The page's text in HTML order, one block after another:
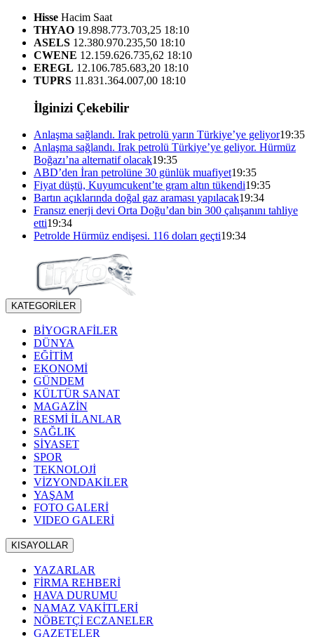
Hisse Hacim Saat
THYAO 19.898.773.703,25 18:10
ASELS 12.380.970.235,50 18:10
CWENE 12.159.626.735,62 18:10
EREGL 12.106.785.683,20 18:10
TUPRS 11.831.364.007,00 18:10
İlginizi Çekebilir
Anlaşma sağlandı. Irak petrolü yarın Türkiye’ye geliyor19:35
Anlaşma sağlandı. Irak petrolü Türkiye’ye geliyor. Hürmüz
Boğazı’na alternatif olacak19:35
ABD’den İran petrolüne 30 günlük muafiyet19:35
Fiyat düştü, Kuyumcukent’te gram altın tükendi19:35
Bartın açıklarında doğal gaz araması yapılacak19:34
Fransız enerji devi Orta Doğu’dan bin 300 çalışanını tahliye
etti19:34
Petrolde Hürmüz endişesi. 116 doları geçti19:34
KATEGORİLER
BİYOGRAFİLER
DÜNYA
EĞİTİM
EKONOMİ
GÜNDEM
KÜLTÜR SANAT
MAGAZİN
RESMİ İLANLAR
SAĞLIK
SİYASET
SPOR
TEKNOLOJİ
VİZYONDAKİLER
YAŞAM
FOTO GALERİ
VIDEO GALERİ
KISAYOLLAR
YAZARLAR
FİRMA REHBERİ
HAVA DURUMU
NAMAZ VAKİTLERİ
NÖBETÇİ ECZANELER
GAZETELER